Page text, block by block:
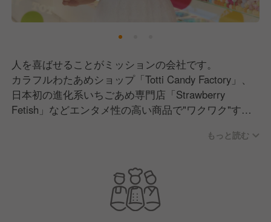
人を喜ばせることがミッションの会社です。
カラフルわたあめショップ「Totti Candy Factory」、
日本初の進化系いちごあめ専門店「Strawberry
Fetish」などエンタメ性の​高い商品で"ワクワク"す
店舗で展開中。今後も新規出店/新規ブランドの立ち
上げを計画しており、更なる事業拡大を見据えてコア
メンバーを増員募集しています。
もっと読む